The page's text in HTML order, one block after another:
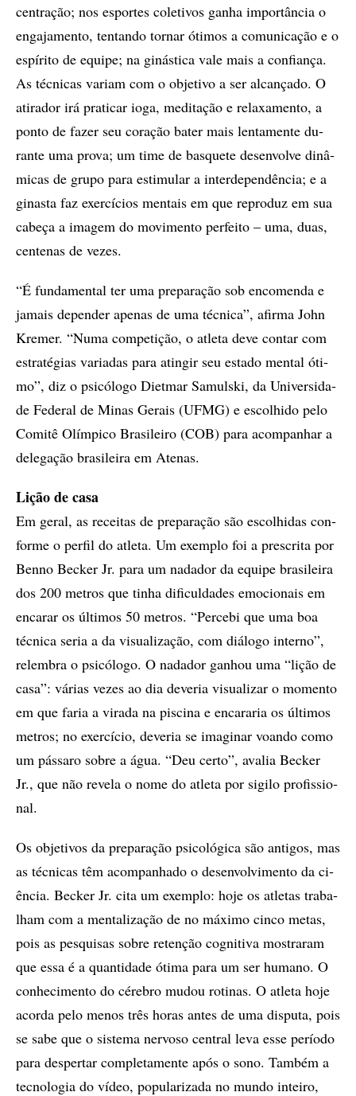
cen­tra­ção; nos es­por­tes co­le­ti­vos ga­nha im­por­tân­cia o
en­ga­ja­men­to, ten­tan­do tor­nar óti­mos a co­mu­ni­ca­ção e o
es­pí­ri­to de equi­pe; na gi­nás­ti­ca vale mais a con­fi­an­ça.
As téc­ni­cas va­ri­am com o ob­je­ti­vo a ser al­can­ça­do. O
ati­ra­dor irá pra­ti­car ioga, me­di­ta­ção e re­la­xa­men­to, a
pon­to de fa­zer seu co­ra­ção ba­ter mais len­ta­men­te du­
ran­te uma pro­va; um time de bas­que­te de­sen­vol­ve di­nâ­
mi­cas de gru­po para es­ti­mu­lar a in­ter­de­pen­dên­cia; e a
gi­nas­ta faz exer­cí­ci­os men­tais em que re­pro­duz em sua
ca­be­ça a ima­gem do mo­vi­men­to per­fei­to – uma, duas,
cen­te­nas de ve­zes.
“É fun­da­men­tal ter uma pre­pa­ra­ção sob en­co­men­da e
ja­mais de­pen­der ape­nas de uma téc­ni­ca”, afir­ma John
Kre­mer. “Numa com­pe­ti­ção, o atle­ta deve con­tar com
es­tra­té­gias va­ri­a­das para atin­gir seu es­ta­do men­tal óti­
mo”, diz o psi­có­lo­go Di­et­mar Sa­muls­ki, da Uni­ver­si­da­
de Fe­de­ral de Mi­nas Ge­rais (UFMG) e es­co­lhi­do pelo
Co­mi­tê Olím­pi­co Bra­si­lei­ro (COB) para acom­pa­nhar a
de­le­ga­ção bra­si­lei­ra em Ate­nas.
Lição de casa
Em ge­ral, as re­cei­tas de pre­pa­ra­ção são es­co­lhi­das con­
for­me o per­fil do atle­ta. Um exem­plo foi a pres­cri­ta por
Ben­no Bec­ker Jr. para um na­da­dor da equi­pe bra­si­lei­ra
dos 200 me­tros que ti­nha di­fi­cul­da­des emo­ci­o­nais em
en­ca­rar os úl­ti­mos 50 me­tros. “Per­ce­bi que uma boa
téc­ni­ca se­ria a da vi­su­a­­li­za­ção, com di­á­lo­go in­ter­no”,
re­lem­bra o psi­có­lo­go. O na­da­dor ga­nhou uma “li­ção de
casa”: vá­ri­as ve­zes ao dia de­ve­ria vi­su­a­li­zar o mo­men­to
em que fa­ria a vi­ra­da na pis­ci­na e en­ca­ra­ria os úl­ti­mos
me­tros; no exer­cí­cio, de­ve­ria se ima­gi­nar vo­an­do como
um pás­sa­ro so­bre a água. “Deu cer­to”, ava­lia Bec­ker
Jr., que não re­ve­la o nome do atleta por si­gi­lo pro­fis­si­o­
nal.
Os ob­je­ti­vos da pre­pa­ra­ção psi­co­ló­gi­ca são an­ti­gos, mas
as téc­ni­cas têm acom­pa­nha­do o de­sen­vol­vi­men­to da ci­
ên­cia. Bec­ker Jr. cita um exem­plo: hoje os atle­tas tra­ba­
lham com a men­ta­li­za­ção de no má­xi­mo cin­co me­tas,
pois as pes­qui­sas so­bre re­ten­ção cog­ni­ti­va mos­tra­ram
que essa é a quan­ti­da­de óti­ma para um ser hu­ma­no. O
co­nhe­ci­men­to do cé­re­bro mu­dou ro­ti­nas. O atle­ta hoje
acor­da pelo me­nos três ho­ras an­tes de uma dis­pu­ta, pois
se sabe que o sis­te­ma ner­vo­so cen­tral leva esse pe­rí­o­do
para des­per­tar com­ple­ta­men­te após o sono. Tam­bém a
tec­no­lo­gia do ví­deo, po­pu­la­ri­za­da no mun­do in­tei­ro,